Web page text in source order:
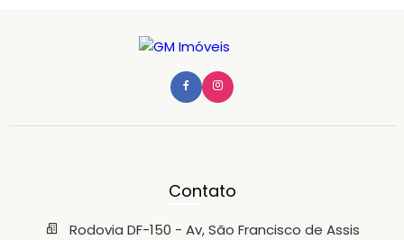
Contato
Rodovia DF-150 - Av, São Francisco de Assis